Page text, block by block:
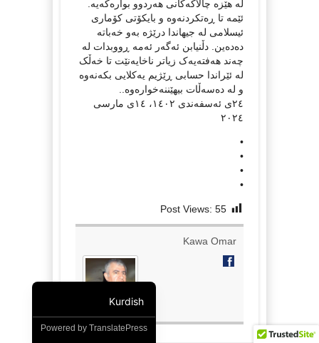
لە هێزە چالاکەکانی هەردوو بوارەکەیە.
ئێمە تا ڕەتکردنەوە و بایکۆتی کۆماری
ئیسلامی لە جیهاندا درێژە بەو خەباتە
دەدەین. دڵنیابن ئەگەر ئەمە ڕووبدات لە
چەند هەفتەیەک زیاتر ناخایەنێت تا خەڵک
لە ئێراندا حسابی ڕێژیم یەکلایی بکەنەوە
و لە دەسەڵات بیهێننەخوارەوە..
٢٤ی ئەسفەندی ١٤٠٢، ١٤ی مارسی
٢٠٢٤
•
•
•
•
Post Views: 55
Kawa Omar
Powered by TranslatePress
Kurdish